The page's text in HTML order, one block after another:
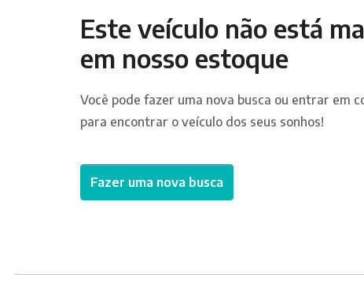
Este veículo não está
em nosso estoque
Você pode fazer uma nova busca ou entrar em
para encontrar o veículo dos seus sonhos!
Fazer uma nova busca